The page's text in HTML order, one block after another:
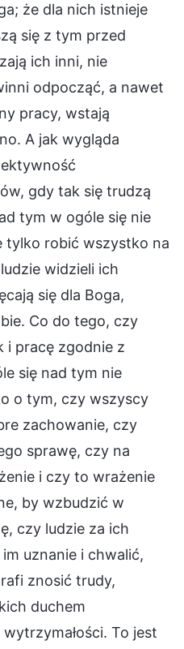
że dla nich istnieje
się z tym przed
ich inni, nie
odpocząć, a nawet
pracy, wstają
A jak wygląda
gdy tak się trudzą
tym w ogóle się nie
tylko robić wszystko na
widzieli ich
się dla Boga,
Co do tego, czy
i pracę zgodnie z
się nad tym nie
o tym, czy wszyscy
zachowanie, czy
sprawę, czy na
i czy to wrażenie
by wzbudzić w
czy ludzie za ich
uznanie i chwalić,
znosić trudy,
duchem
To jest